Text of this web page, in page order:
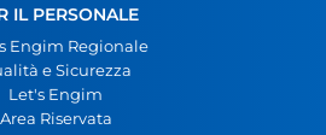
IL PERSONALE
Engim Regionale
e Sicurezza
Let's Engim
Area Riservata